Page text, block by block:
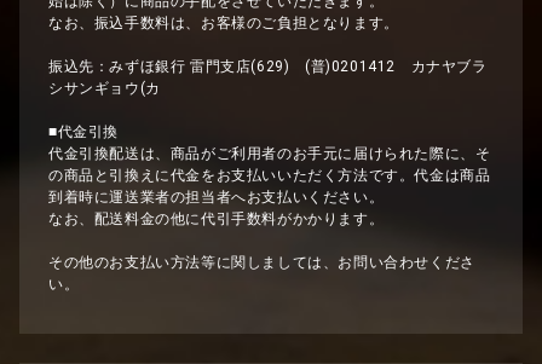
なお、振込手数料は、お客様のご負担となります。
振込先：みずほ銀行 雷門支店(629) (普)0201412 カナヤブラ
シサンギョウ(カ
■代金引換
代金引換配送は、商品がご利用者のお手元に届けられた際に、そ
の商品と引換えに代金をお支払いいただく方法です。代金は商品
到着時に運送業者の担当者へお支払いください。
なお、配送料金の他に代引手数料がかかります。
その他のお支払い方法等に関しましては、お問い合わせくださ
い。